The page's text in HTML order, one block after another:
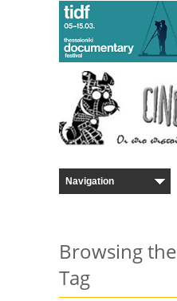
Browsing the
Tag